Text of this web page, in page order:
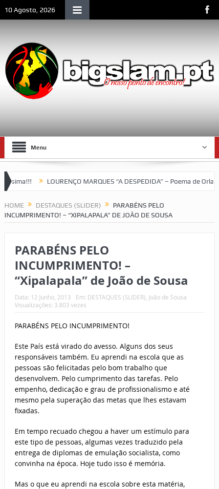
10 Agosto, 2026
Menu
LOURENÇO MARQUES “A DESPEDIDA” – Poema de Orlando
HOME DESTAQUES (SLIDER)
PARABÉNS PELO
INCUMPRIMENTO! – “XIPALAPALA” DE JOÃO DE SOUSA
PARABÉNS PELO
INCUMPRIMENTO! –
“Xipalapala” de João de Sousa
Data: 12 Junho, 2013 Em: DESTAQUES (SLIDER) João de Sousa
Visualizações: 3.803 vezes
PARABÉNS PELO INCUMPRIMENTO!
Este País está virado do avesso. Alguns dos seus
responsáveis também. Eu aprendi na escola que as
pessoas são felicitadas pelo bom trabalho que
desenvolvem. Pelo cumprimento das tarefas. Pelo
empenho, dedicação e grau de profissionalismo e até
mesmo pela superação das metas que lhes estavam
fixadas.
Em tempo recuado chegou a haver um estímulo para
este tipo de pessoas, algumas vezes traduzido pela
entrega de diplomas de emulação socialista, como
convinha na época. Hoje tudo isso é memória.
Mas o que eu aprendi na escola sobre esta matéria,